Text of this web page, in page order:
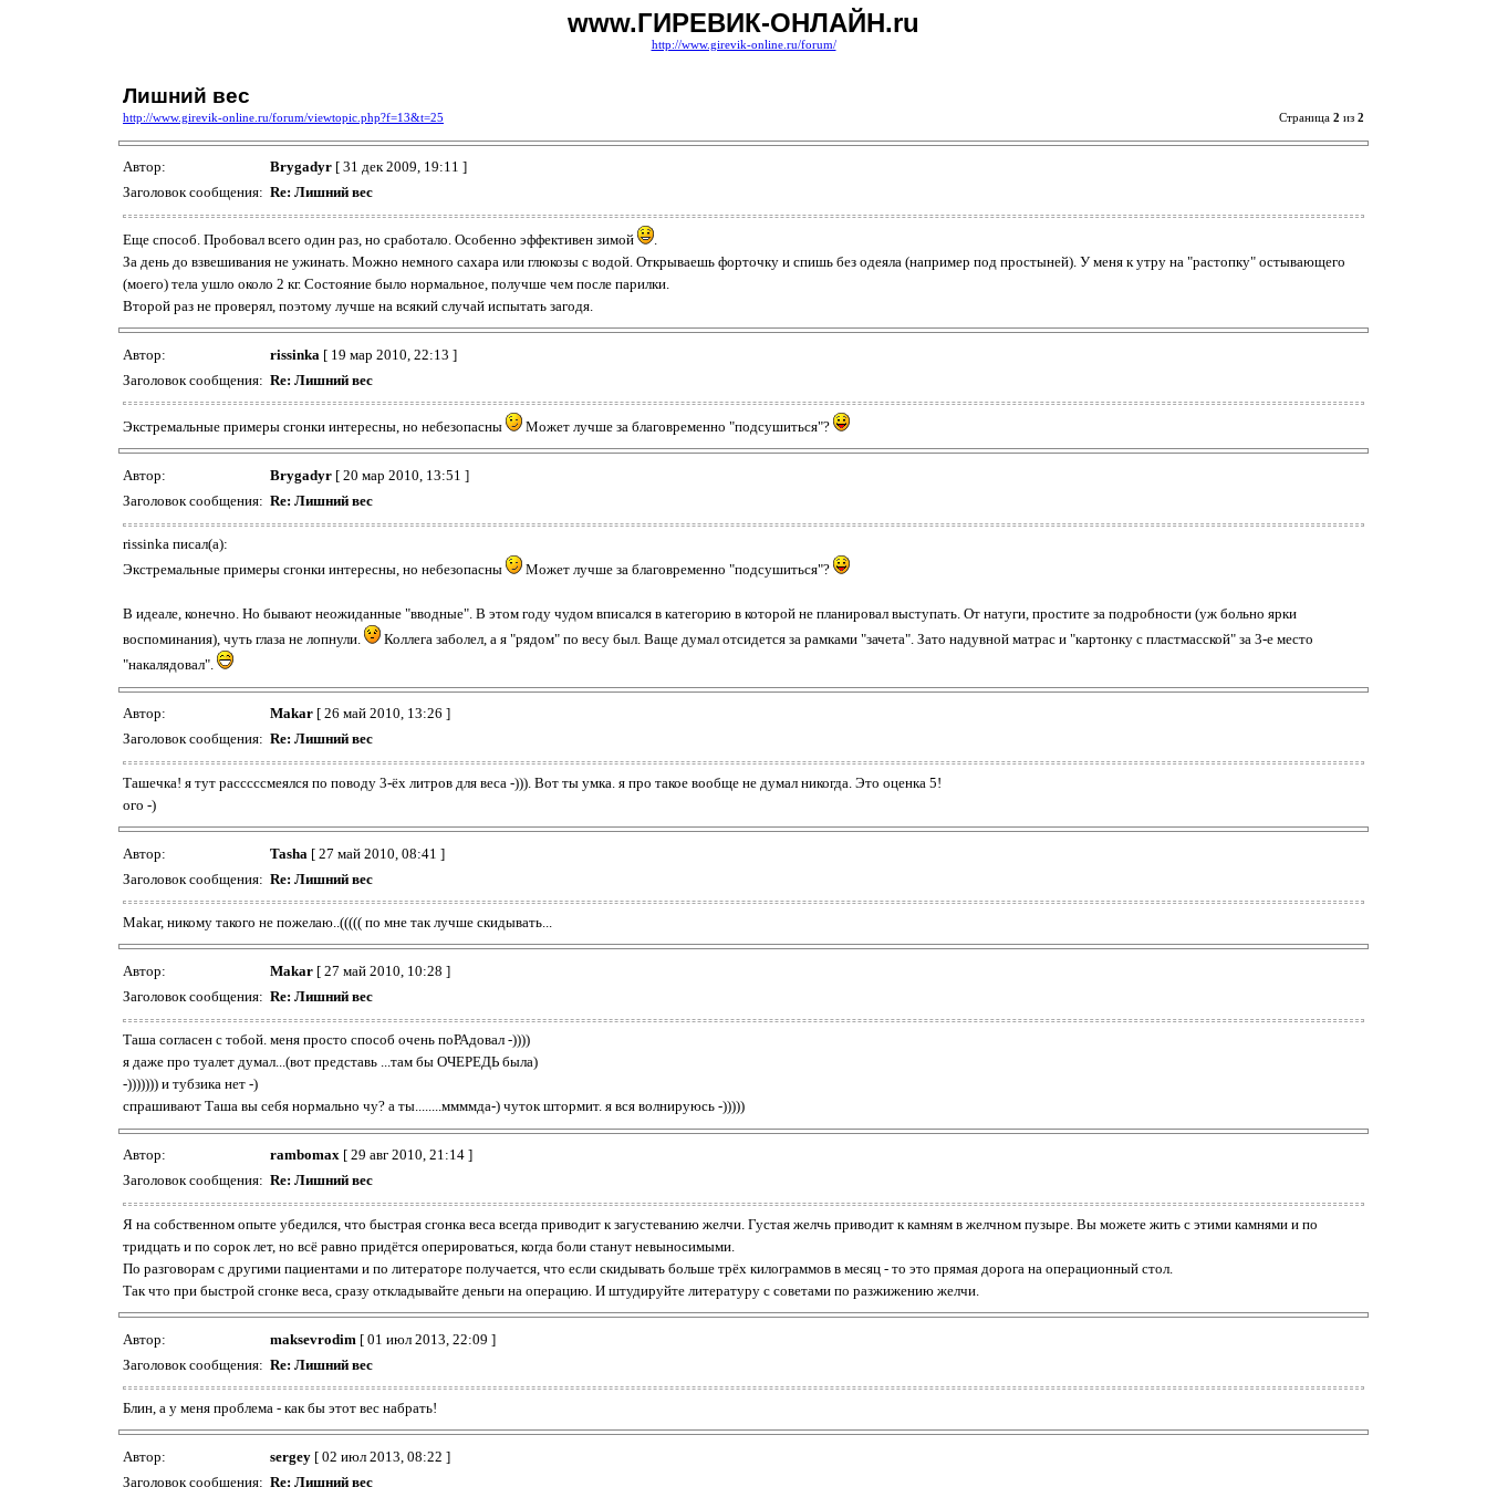
www.ГИРЕВИК-ОНЛАЙН.ru
http://www.girevik-online.ru/forum/
Лишний вес
http://www.girevik-online.ru/forum/viewtopic.php?f=13&t=25 Страница 2 из 2
Автор: Brygadyr [ 31 дек 2009, 19:11 ]
Заголовок сообщения: Re: Лишний вес
Еще способ. Пробовал всего один раз, но сработало. Особенно эффективен зимой
За день до взвешивания не ужинать. Можно немного сахара или глюкозы с водой. Открываешь форточку и спишь без одеяла (например под простыней). У меня к утру на "растопку" остывающего
(моего) тела ушло около 2 кг. Состояние было нормальное, получше чем после парилки.
Второй раз не проверял, поэтому лучше на всякий случай испытать загодя.
Автор: rissinka [ 19 мар 2010, 22:13 ]
Заголовок сообщения: Re: Лишний вес
Экстремальные примеры сгонки интересны, но небезопасны Может лучше за благовременно "подсушиться"?
Автор: Brygadyr [ 20 мар 2010, 13:51 ]
Заголовок сообщения: Re: Лишний вес
rissinka писал(а):
Экстремальные примеры сгонки интересны, но небезопасны
Может лучше за благовременно "подсушиться"?
В идеале, конечно. Но бывают неожиданные "вводные". В этом году чудом вписался в категорию в которой не планировал выступать. От натуги, простите за подробности (уж больно ярки
воспоминания), чуть глаза не лопнули.
Коллега заболел, а я "рядом" по весу был. Ваще думал отсидется за рамками "зачета". Зато надувной матрас и "картонку с пластмасской" за 3-е место
"накалядовал".
Автор: Makar [ 26 май 2010, 13:26 ]
Заголовок сообщения: Re: Лишний вес
Ташечка! я тут расссссмеялся по поводу 3-ёх литров для веса -))). Вот ты умка. я про такое вообще не думал никогда. Это оценка 5!
ого -)
Автор: Tasha [ 27 май 2010, 08:41 ]
Заголовок сообщения: Re: Лишний вес
Makar, никому такого не пожелаю..((((( по мне так лучше скидывать...
Автор: Makar [ 27 май 2010, 10:28 ]
Заголовок сообщения: Re: Лишний вес
Таша согласен с тобой. меня просто способ очень поРАдовал -))))
я даже про туалет думал...(вот представь ...там бы ОЧЕРЕДЬ была)
-))))))) и тубзика нет -)
спрашивают Таша вы себя нормально чу? а ты........ммммда-) чуток штормит. я вся волнируюсь -)))))
Автор: rambomax [ 29 авг 2010, 21:14 ]
Заголовок сообщения: Re: Лишний вес
Я на собственном опыте убедился, что быстрая сгонка веса всегда приводит к загустеванию желчи. Густая желчь приводит к камням в желчном пузыре. Вы можете жить с этими камнями и по
тридцать и по сорок лет, но всё равно придётся оперироваться, когда боли станут невыносимыми.
По разговорам с другими пациентами и по литераторе получается, что если скидывать больше трёх килограммов в месяц - то это прямая дорога на операционный стол.
Так что при быстрой сгонке веса, сразу откладывайте деньги на операцию. И штудируйте литературу с советами по разжижению желчи.
Автор: maksevrodim [ 01 июл 2013, 22:09 ]
Заголовок сообщения: Re: Лишний вес
Блин, а у меня проблема - как бы этот вес набрать!
Автор: sergey [ 02 июл 2013, 08:22 ]
Заголовок сообщения: Re: Лишний вес